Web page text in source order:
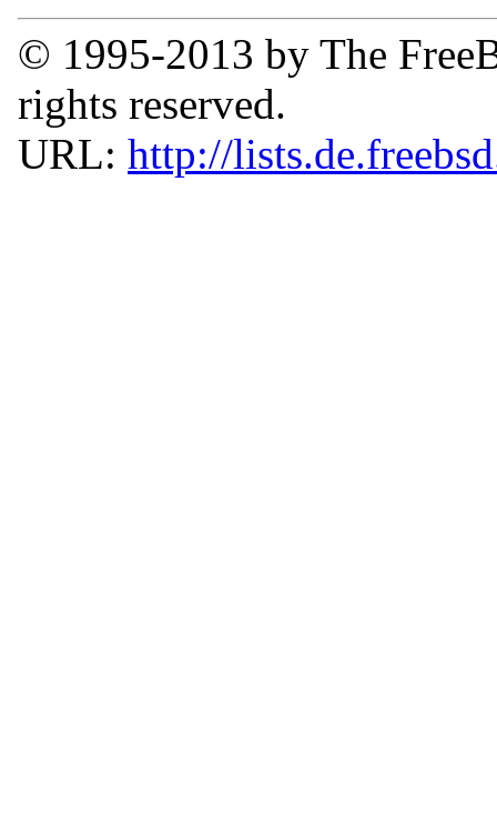
© 1995-2013 by The
rights reserved.
URL: http://